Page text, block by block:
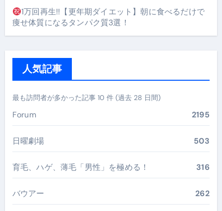
1万回再生!!【更年期ダイエット】朝に食べるだけで
痩せ体質になるタンパク質3選！
人気記事
最も訪問者が多かった記事 10 件 (過去 28 日間)
Forum 2195
日曜劇場 503
育毛、ハゲ、薄毛「男性」を極める！ 316
バウアー 262